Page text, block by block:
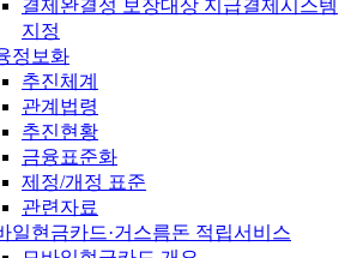
결제완결성 보장대상 지급결제시스템
지정
정보화
추진체계
관계법령
추진현황
금융표준화
제정/개정 표준
관련자료
일현금카드·거스름돈 적립서비스